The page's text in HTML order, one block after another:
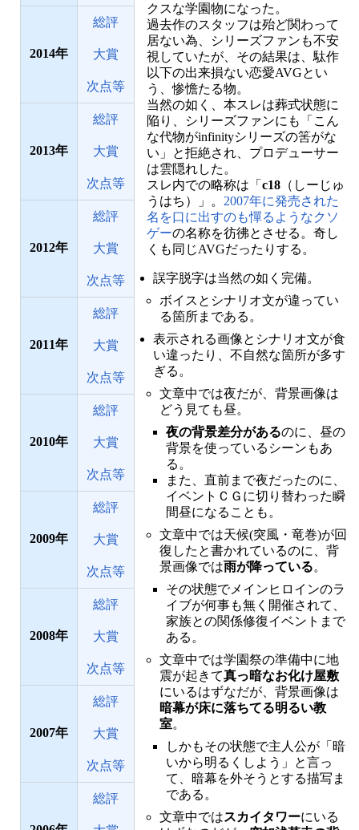
2014
総評
大賞
次点等
2013
総評
大賞
次点等
2012
総評
大賞
次点等
2011
総評
大賞
次点等
2010
総評
大賞
次点等
2009
総評
大賞
次点等
2008
総評
大賞
次点等
2007
総評
大賞
次点等
総評
クスな学園物になった。
過去作のスタッフは殆ど関わって
居ない為、シリーズファンも不安
視していたが、その結果は、駄作
以下の出来損ない恋愛AVGとい
う、惨憺たる物。
当然の如く、本スレは葬式状態に
陥り、シリーズファンにも「こん
な代物がinfinityシリーズの筈がな
い」と拒絶され、プロデューサー
は雲隠れした。
スレ内での略称は「 c18 （しーじゅ
うはち）」。 2007年に発売された
名を口に出すのも憚るようなクソ
ゲーの名称を彷彿とさせる。奇し
くも同じAVGだったりする。
誤字脱字は当然の如く完備。
ボイスとシナリオ文が違ってい
る箇所まである。
表示される画像とシナリオ文が食
い違ったり、不自然な箇所が多す
ぎる。
文章中では夜だが、背景画像は
どう見ても昼。
夜の背景差分があるのに、昼の
背景を使っているシーンもあ
る。
また、直前まで夜だったのに、
イベントＣＧに切り替わった瞬
間昼になることも。
文章中では天候(突風・竜巻)が回
復したと書かれているのに、背
景画像では雨が降っている。
その状態でメインヒロインのラ
イブが何事も無く開催されて、
家族との関係修復イベントまで
ある。
文章中では学園祭の準備中に地
震が起きて真っ暗なお化け屋敷
にいるはずなだが、背景画像は
暗幕が床に落ちてる明るい教
室。
しかもその状態で主人公が「暗
いから明るくしよう」と言っ
て、暗幕を外そうとする描写ま
である。
文章中ではスカイタワーにいる